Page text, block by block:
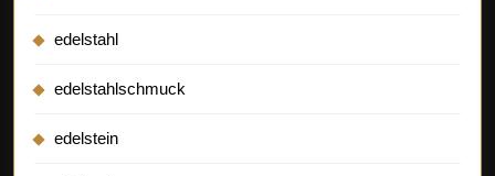
edelstahl
edelstahlschmuck
edelstein